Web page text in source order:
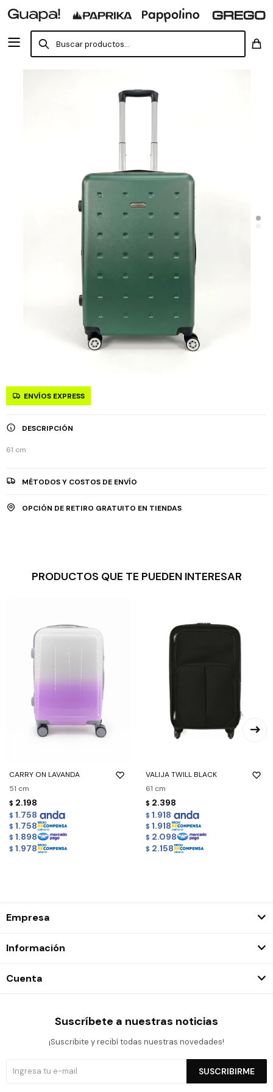
ENVÍOS EXPRESS
DESCRIPCIÓN
61 cm
MÉTODOS Y COSTOS DE ENVÍO
OPCIÓN DE RETIRO GRATUITO EN TIENDAS
PRODUCTOS QUE TE PUEDEN INTERESAR
CARRY ON LAVANDA
51 cm
$ 2.198
$ 1.758
$ 1.758
$ 1.898
$ 1.978
VALIJA TWILL BLACK
61 cm
$ 2.398
$ 1.918
$ 1.918
$ 2.098
$ 2.158
Empresa
Información
Cuenta
Suscríbete a nuestras noticias
¡Suscribite y recibí todas nuestras novedades!
SUSCRIBIRME